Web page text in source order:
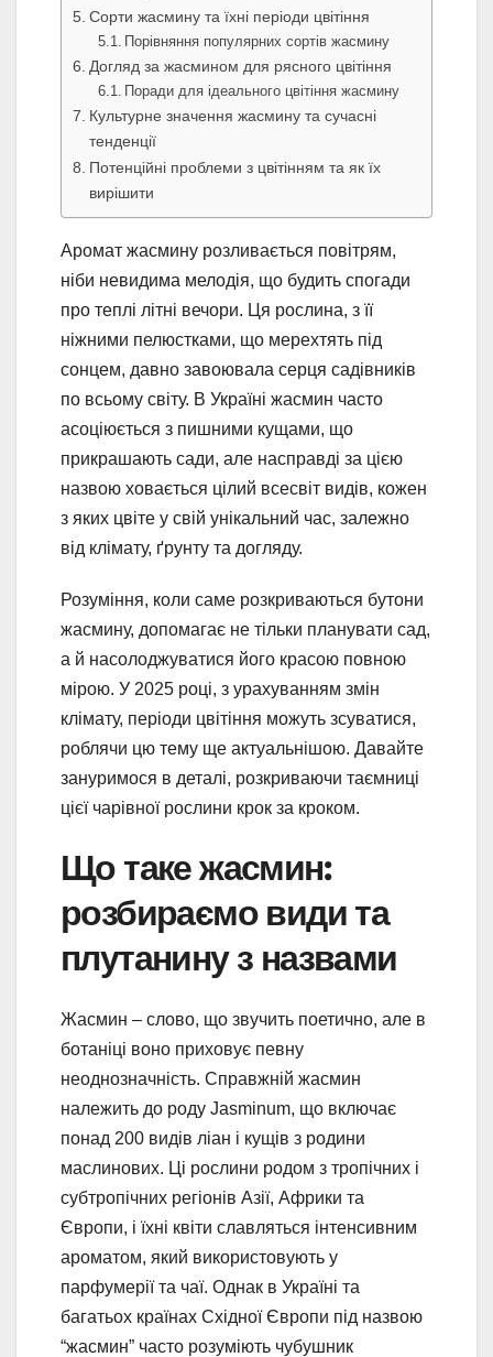
Сорти жасмину та їхні періоди цвітіння
Порівняння популярних сортів жасмину
Догляд за жасмином для рясного цвітіння
Поради для ідеального цвітіння жасмину
Культурне значення жасмину та сучасні
тенденції
Потенційні проблеми з цвітінням та як їх
вирішити
Аромат жасмину розливається повітрям,
ніби невидима мелодія, що будить спогади
про теплі літні вечори. Ця рослина, з її
ніжними пелюстками, що мерехтять під
сонцем, давно завоювала серця садівників
по всьому світу. В Україні жасмин часто
асоціюється з пишними кущами, що
прикрашають сади, але насправді за цією
назвою ховається цілий всесвіт видів, кожен
з яких цвіте у свій унікальний час, залежно
від клімату, ґрунту та догляду.
Розуміння, коли саме розкриваються бутони
жасмину, допомагає не тільки планувати сад,
а й насолоджуватися його красою повною
мірою. У 2025 році, з урахуванням змін
клімату, періоди цвітіння можуть зсуватися,
роблячи цю тему ще актуальнішою. Давайте
зануримося в деталі, розкриваючи таємниці
цієї чарівної рослини крок за кроком.
Що таке жасмин:
розбираємо види та
плутанину з назвами
Жасмин – слово, що звучить поетично, але в
ботаніці воно приховує певну
неоднозначність. Справжній жасмин
належить до роду Jasminum, що включає
понад 200 видів ліан і кущів з родини
маслинових. Ці рослини родом з тропічних і
субтропічних регіонів Азії, Африки та
Європи, і їхні квіти славляться інтенсивним
ароматом, який використовують у
парфумерії та чаї. Однак в Україні та
багатьох країнах Східної Європи під назвою
“жасмин” часто розуміють чубушник